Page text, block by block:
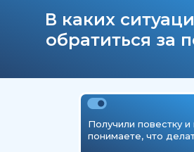
В каких
обратиться за
Получили повестку и
понимаете, что